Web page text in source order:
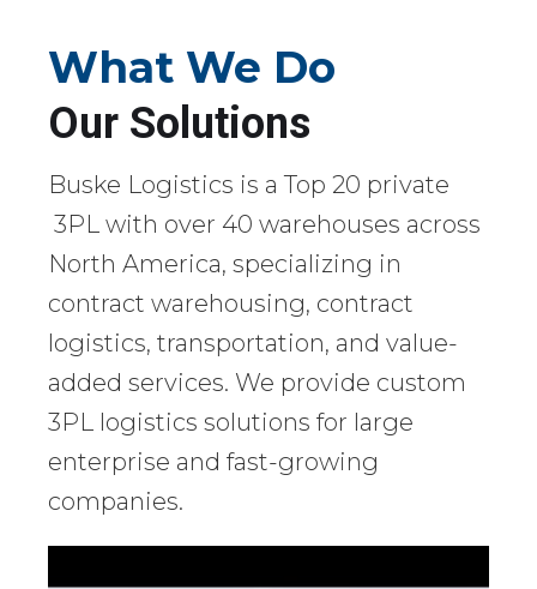
What We Do
Our Solutions
Buske Logistics is a Top 20 private
3PL with over 40 warehouses across
North America, specializing in
contract warehousing, contract
logistics, transportation, and value-
added services. We provide custom
3PL logistics solutions for large
enterprise and fast-growing
companies.